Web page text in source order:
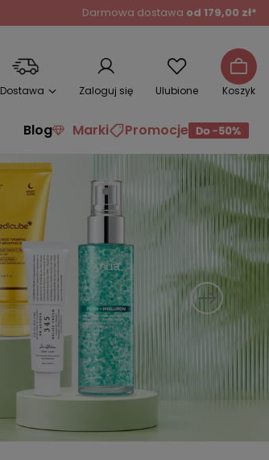
Darmowa dostawa od 179,00 zł*
Dostawa Zaloguj się Ulubione Koszyk
Blog Marki Promocje